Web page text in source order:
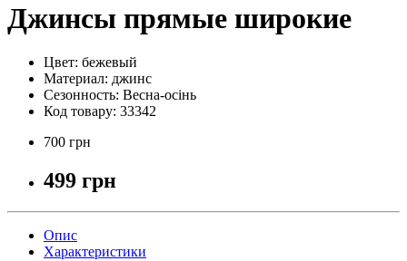
Джинсы прямые широкие
Цвет: бежевый
Материал: джинс
Сезонность: Весна-осінь
Код товару: 33342
700 грн
499 грн
Опис
Характеристики